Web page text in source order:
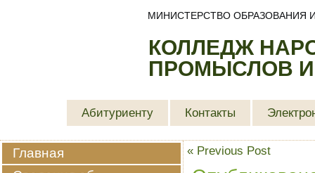
КОЛЛЕДЖ
ПРОМЫСЛОВ
МИНИСТЕРСТВО ОБРАЗОВАНИЯ
Абитуриенту Контакты
Главная
« Previous Post